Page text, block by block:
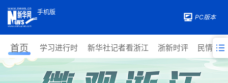
手机版
PC版本
首页 学习进行时 新华社记者看浙江 浙新时评 民情热线